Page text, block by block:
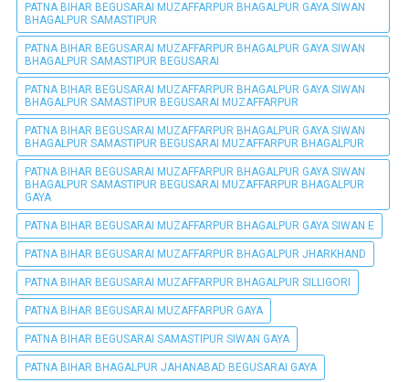
PATNA BIHAR BEGUSARAI MUZAFFARPUR BHAGALPUR GAYA SIWAN
BHAGALPUR SAMASTIPUR
PATNA BIHAR BEGUSARAI MUZAFFARPUR BHAGALPUR GAYA SIWAN
BHAGALPUR SAMASTIPUR BEGUSARAI
PATNA BIHAR BEGUSARAI MUZAFFARPUR BHAGALPUR GAYA SIWAN
BHAGALPUR SAMASTIPUR BEGUSARAI MUZAFFARPUR
PATNA BIHAR BEGUSARAI MUZAFFARPUR BHAGALPUR GAYA SIWAN
BHAGALPUR SAMASTIPUR BEGUSARAI MUZAFFARPUR BHAGALPUR
PATNA BIHAR BEGUSARAI MUZAFFARPUR BHAGALPUR GAYA SIWAN
BHAGALPUR SAMASTIPUR BEGUSARAI MUZAFFARPUR BHAGALPUR
GAYA
PATNA BIHAR BEGUSARAI MUZAFFARPUR BHAGALPUR GAYA SIWAN E
PATNA BIHAR BEGUSARAI MUZAFFARPUR BHAGALPUR JHARKHAND
PATNA BIHAR BEGUSARAI MUZAFFARPUR BHAGALPUR SILLIGORI
PATNA BIHAR BEGUSARAI MUZAFFARPUR GAYA
PATNA BIHAR BEGUSARAI SAMASTIPUR SIWAN GAYA
PATNA BIHAR BHAGALPUR JAHANABAD BEGUSARAI GAYA